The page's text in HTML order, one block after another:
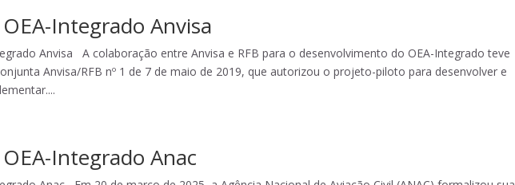
Integrado Anvisa
Anvisa A colaboração entre Anvisa e RFB para o desenvolvimento do OEA-Integrado teve
Anvisa/RFB nº 1 de 7 de maio de 2019, que autorizou o projeto-piloto para desenvolver e
Integrado Anac